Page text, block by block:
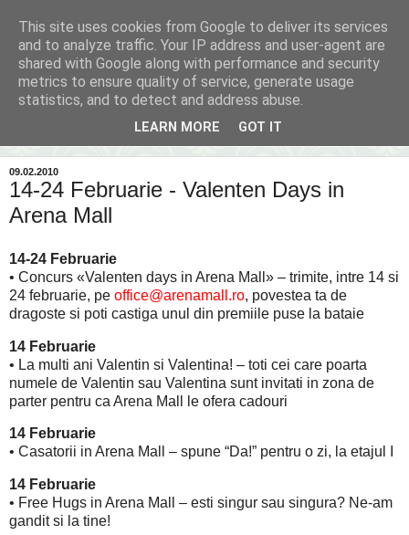
Inima Bacăului
Din inima Bacăului...spre inima ta...
09.02.2010
14-24 Februarie - Valenten Days in
Arena Mall
14-24 Februarie
• Concurs «Valenten days in Arena Mall» – trimite, intre 14 si
24 februarie, pe office@arenamall.ro, povestea ta de
dragoste si poti castiga unul din premiile puse la bataie
14 Februarie
• La multi ani Valentin si Valentina! – toti cei care poarta
numele de Valentin sau Valentina sunt invitati in zona de
parter pentru ca Arena Mall le ofera cadouri
14 Februarie
• Casatorii in Arena Mall – spune “Da!” pentru o zi, la etajul I
14 Februarie
• Free Hugs in Arena Mall – esti singur sau singura? Ne-am
gandit si la tine!
This site uses cookies from Google to deliver its services
and to analyze traffic. Your IP address and user-agent are
shared with Google along with performance and security
metrics to ensure quality of service, generate usage
statistics, and to detect and address abuse.
LEARN MORE GOT IT